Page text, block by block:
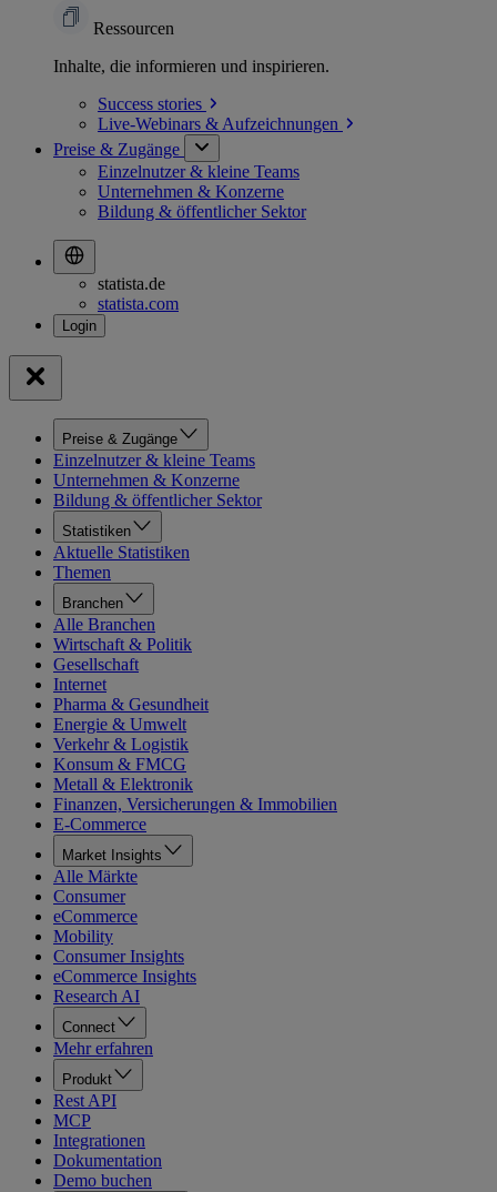
Ressourcen
Inhalte, die informieren und inspirieren.
Success stories
Live-Webinars & Aufzeichnungen
Preise & Zugänge
Einzelnutzer & kleine Teams
Unternehmen & Konzerne
Bildung & öffentlicher Sektor
statista.de
statista.com
Preise & Zugänge
Einzelnutzer & kleine Teams
Unternehmen & Konzerne
Bildung & öffentlicher Sektor
Statistiken
Aktuelle Statistiken
Themen
Branchen
Alle Branchen
Wirtschaft & Politik
Gesellschaft
Internet
Pharma & Gesundheit
Energie & Umwelt
Verkehr & Logistik
Konsum & FMCG
Metall & Elektronik
Finanzen, Versicherungen & Immobilien
E-Commerce
Market Insights
Alle Märkte
Consumer
eCommerce
Mobility
Consumer Insights
eCommerce Insights
Research AI
Connect
Mehr erfahren
Produkt
Rest API
MCP
Integrationen
Dokumentation
Demo buchen